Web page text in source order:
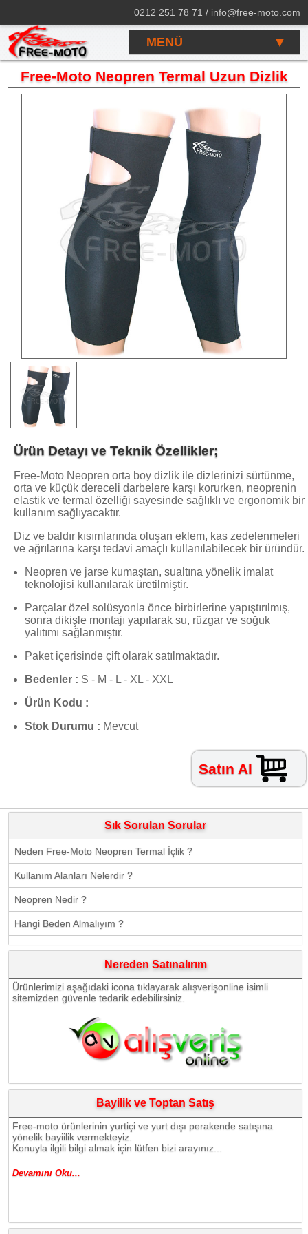
0212 251 78 71 / info@free-moto.com
MENÜ
Free-Moto Neopren Termal Uzun Dizlik
Ürün Detayı ve Teknik Özellikler;
Free-Moto Neopren orta boy dizlik ile dizlerinizi sürtünme,
orta ve küçük dereceli darbelere karşı korurken, neoprenin
elastik ve termal özelliği sayesinde sağlıklı ve ergonomik bir
kullanım sağlıyacaktır.
Diz ve baldır kısımlarında oluşan eklem, kas zedelenmeleri
ve ağrılarına karşı tedavi amaçlı kullanılabilecek bir üründür.
Neopren ve jarse kumaştan, sualtına yönelik imalat
teknolojisi kullanılarak üretilmiştir.
Parçalar özel solüsyonla önce birbirlerine yapıştırılmış,
sonra dikişle montajı yapılarak su, rüzgar ve soğuk
yalıtımı sağlanmıştır.
Paket içerisinde çift olarak satılmaktadır.
Bedenler : S - M - L - XL - XXL
Ürün Kodu :
Stok Durumu : Mevcut
Satın Al
Sık Sorulan Sorular
Neden Free-Moto Neopren Termal İçlik ?
Kullanım Alanları Nelerdir ?
Neopren Nedir ?
Hangi Beden Almalıyım ?
Nereden Satınalırım
Ürünlerimizi aşağıdaki icona tıklayarak alışverişonline isimli
sitemizden güvenle tedarik edebilirsiniz.
Bayilik ve Toptan Satış
Free-moto ürünlerinin yurtiçi ve yurt dışı perakende satışına
yönelik bayiilik vermekteyiz.
Konuyla ilgili bilgi almak için lütfen bizi arayınız...
Devamını Oku...